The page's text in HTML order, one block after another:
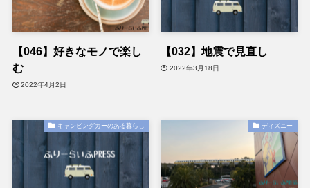
【046】好きなモノで楽し
む
2022年4月2日
【032】地震で見直し
2022年3月18日
キャンピングカーのある暮らし ディズニー